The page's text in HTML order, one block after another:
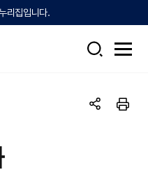
리집입니다.
검
전
뉴
열
공
인